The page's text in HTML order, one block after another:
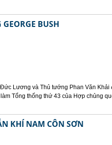
BUSH
Lương và Thủ tướng Phan Văn
Tổng thống thứ 43 của Hợp chủng
KHÍ NAM CÔN SƠN